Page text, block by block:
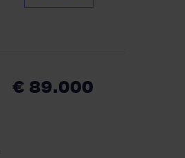
€ 89.000